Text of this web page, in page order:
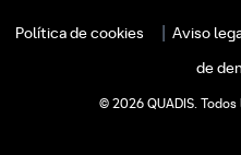
Política de cookies Aviso
de
© 2026 QUADIS.